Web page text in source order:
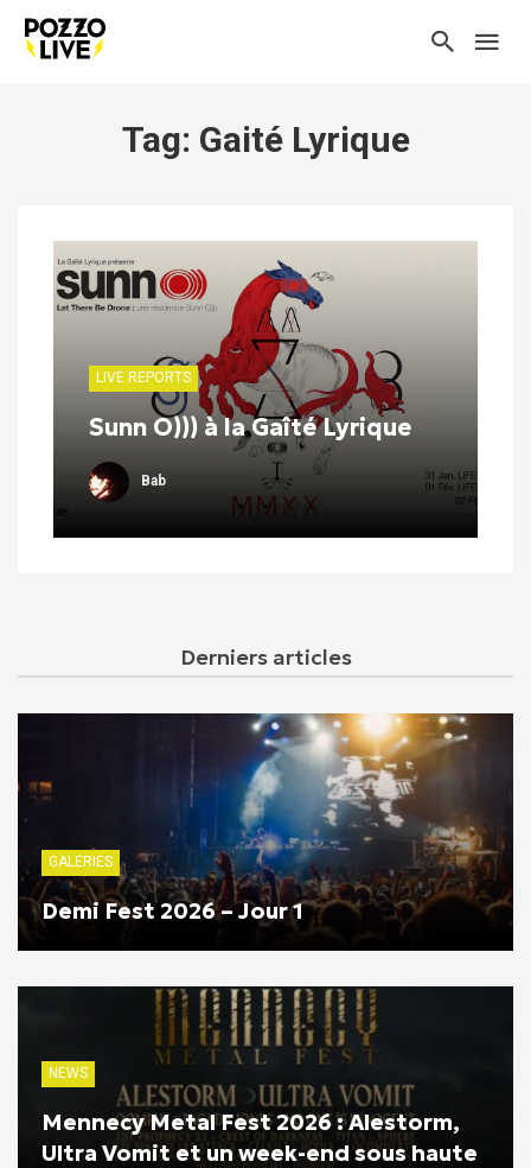
Tag: Gaité Lyrique
LIVE REPORTS
Sunn O))) à la Gaîté Lyrique
Bab
Derniers articles
GALERIES
Demi Fest 2026 – Jour 1
NEWS
Mennecy Metal Fest 2026 : Alestorm,
Ultra Vomit et un week-end sous haute